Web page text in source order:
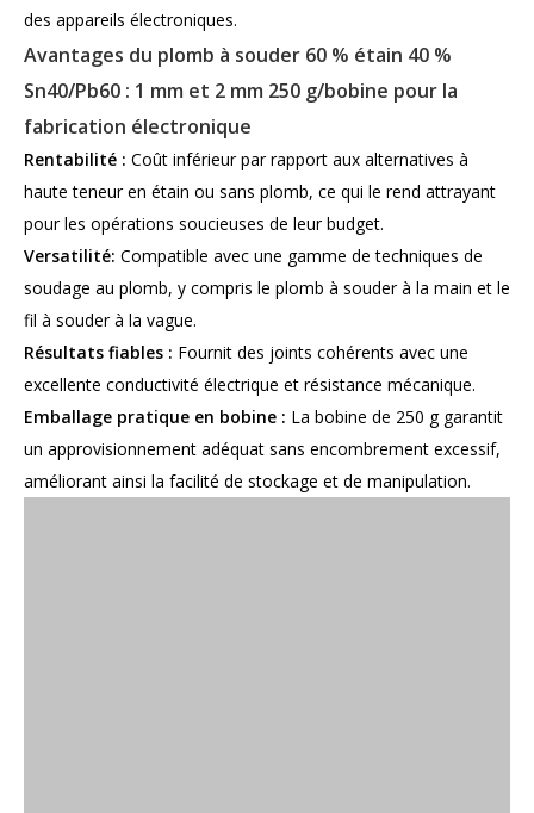
des appareils électroniques.
Avantages du plomb à souder 60 % étain 40 %
Sn40/Pb60 : 1 mm et 2 mm 250 g/bobine pour la
fabrication électronique
Rentabilité : Coût inférieur par rapport aux alternatives à
haute teneur en étain ou sans plomb, ce qui le rend attrayant
pour les opérations soucieuses de leur budget.
Versatilité: Compatible avec une gamme de techniques de
soudage au plomb, y compris le plomb à souder à la main et le
fil à souder à la vague.
Résultats fiables : Fournit des joints cohérents avec une
excellente conductivité électrique et résistance mécanique.
Emballage pratique en bobine : La bobine de 250 g garantit
un approvisionnement adéquat sans encombrement excessif,
améliorant ainsi la facilité de stockage et de manipulation.